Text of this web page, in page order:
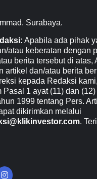
Surabaya.
Apabila ada pihak
atau keberatan dengan
berita tersebut di atas,
artikel dan/atau berita
kepada Redaksi
Pasal 1 ayat (11) dan
1999 tentang Pers.
dikirimkan melalui
.